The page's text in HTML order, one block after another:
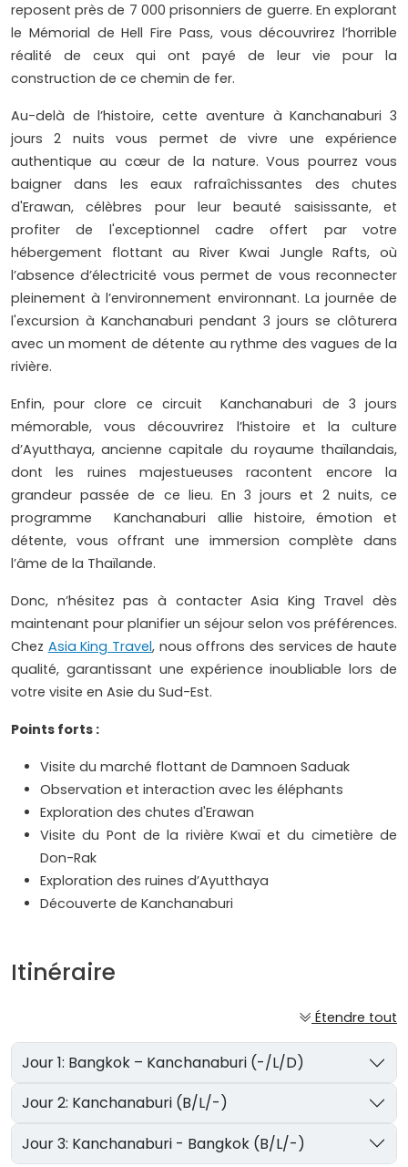
reposent près de 7 000 prisonniers de guerre. En explorant
le Mémorial de Hell Fire Pass, vous découvrirez l’horrible
réalité de ceux qui ont payé de leur vie pour la
construction de ce chemin de fer.
Au-delà de l’histoire, cette aventure à Kanchanaburi 3
jours 2 nuits vous permet de vivre une expérience
authentique au cœur de la nature. Vous pourrez vous
baigner dans les eaux rafraîchissantes des chutes
d'Erawan, célèbres pour leur beauté saisissante, et
profiter de l'exceptionnel cadre offert par votre
hébergement flottant au River Kwai Jungle Rafts, où
l’absence d’électricité vous permet de vous reconnecter
pleinement à l’environnement environnant. La journée de
l'excursion à Kanchanaburi pendant 3 jours se clôturera
avec un moment de détente au rythme des vagues de la
rivière.
Enfin, pour clore ce circuit Kanchanaburi de 3 jours
mémorable, vous découvrirez l’histoire et la culture
d’Ayutthaya, ancienne capitale du royaume thaïlandais,
dont les ruines majestueuses racontent encore la
grandeur passée de ce lieu. En 3 jours et 2 nuits, ce
programme Kanchanaburi allie histoire, émotion et
détente, vous offrant une immersion complète dans
l’âme de la Thaïlande.
Donc, n’hésitez pas à contacter Asia King Travel dès
maintenant pour planifier un séjour selon vos préférences.
Chez Asia King Travel, nous offrons des services de haute
qualité, garantissant une expérience inoubliable lors de
votre visite en Asie du Sud-Est.
Points forts :
Visite du marché flottant de Damnoen Saduak
Observation et interaction avec les éléphants
Exploration des chutes d'Erawan
Visite du Pont de la rivière Kwaï et du cimetière de
Don-Rak
Exploration des ruines d’Ayutthaya
Découverte de Kanchanaburi
Itinéraire
Étendre tout
Jour 1: Bangkok – Kanchanaburi (-/L/D)
Jour 2: Kanchanaburi (B/L/-)
Jour 3: Kanchanaburi - Bangkok (B/L/-)